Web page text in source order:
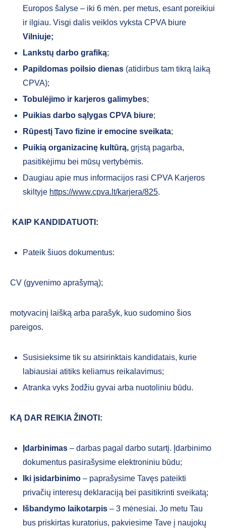
Europos šalyse – iki 6 mėn. per metus, esant poreikiui
ir ilgiau. Visgi dalis veiklos vyksta CPVA biure
Vilniuje;
Lankstų darbo grafiką;
Papildomas poilsio dienas (atidirbus tam tikrą laiką
CPVA);
Tobulėjimo ir karjeros galimybes;
Puikias darbo sąlygas CPVA biure;
Rūpestį Tavo fizine ir emocine sveikata;
Puikią organizacinę kultūrą, grįstą pagarba,
pasitikėjimu bei mūsų vertybėmis.
Daugiau apie mus informacijos rasi CPVA Karjeros
skiltyje https://www.cpva.lt/karjera/825.
KAIP KANDIDATUOTI:
Pateik šiuos dokumentus:
CV (gyvenimo aprašymą);
motyvacinį laišką arba parašyk, kuo sudomino šios
pareigos.
Susisieksime tik su atsirinktais kandidatais, kurie
labiausiai atitiks keliamus reikalavimus;
Atranka vyks žodžiu gyvai arba nuotoliniu būdu.
KĄ DAR REIKIA ŽINOTI:
Įdarbinimas – darbas pagal darbo sutartį. Įdarbinimo
dokumentus pasirašysime elektroniniu būdu;
Iki įsidarbinimo – paprašysime Tavęs pateikti
privačių interesų deklaraciją bei pasitikrinti sveikatą;
Išbandymo laikotarpis – 3 mėnesiai. Jo metu Tau
bus priskirtas kuratorius, pakviesime Tave į naujokų